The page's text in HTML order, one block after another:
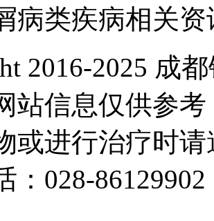
病类疾病相关资
2016-2025 成
站信息仅供参
或进行治疗时
：028-86129902